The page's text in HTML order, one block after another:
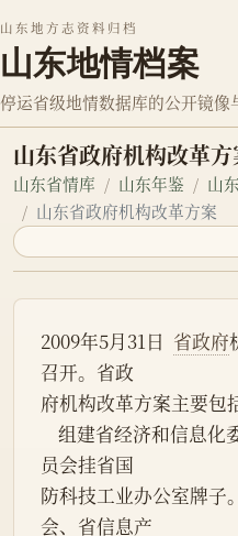
山东地方志资料归档
山东地情档案
停运省级地情数据库的公开镜像
山东省政府机构改革
山东省情库 山东年鉴 山
山东省政府机构改革方案
2009年5月31日 省政府
召开。省政
府机构改革方案主要包
员会挂省国
防科技工业办公室牌子
会、省信息产